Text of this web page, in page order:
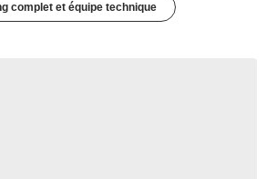
complet et équipe technique